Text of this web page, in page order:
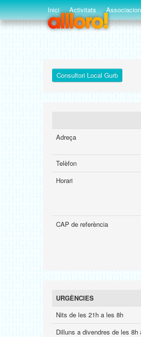
Inici Activitats
Consultori Local Gurb
Adreça
Telèfon
Horari
CAP de referència
URGÈNCIES
Nits de les 21h a les 8h
Dilluns a divendres de les 8h